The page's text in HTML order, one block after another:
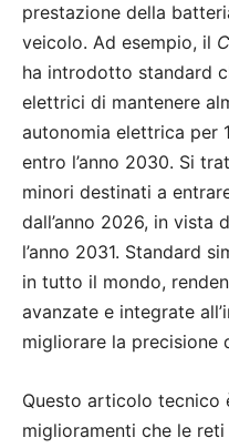
prestazione della
veicolo. Ad esempio, il
ha introdotto standard
elettrici di mantenere
autonomia elettrica per
entro l’anno 2030. Si
minori destinati a
dall’anno 2026, in vista
l’anno 2031. Standard
in tutto il mondo,
avanzate e integrate
migliorare la precisione
Questo articolo tecnico
miglioramenti che le